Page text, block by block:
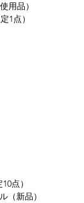
用品）
定1点）
10点）
（新品）